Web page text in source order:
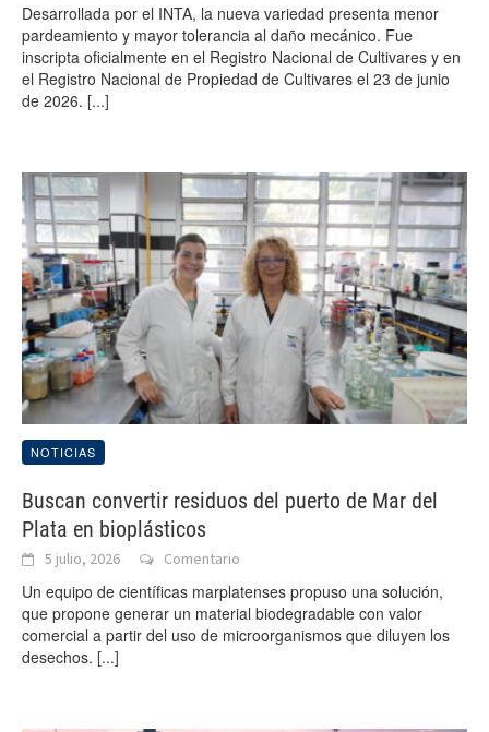
Desarrollada por el INTA, la nueva variedad presenta menor
pardeamiento y mayor tolerancia al daño mecánico. Fue
inscripta oficialmente en el Registro Nacional de Cultivares y en
el Registro Nacional de Propiedad de Cultivares el 23 de junio
de 2026. [...]
NOTICIAS
Buscan convertir residuos del puerto de Mar del
Plata en bioplásticos
5 julio, 2026 Comentario
Un equipo de científicas marplatenses propuso una solución,
que propone generar un material biodegradable con valor
comercial a partir del uso de microorganismos que diluyen los
desechos. [...]